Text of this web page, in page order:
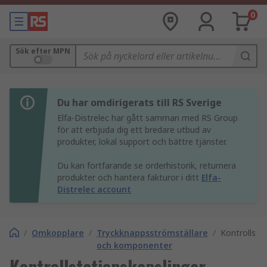
0
Sök efter MPN
Du har omdirigerats till RS Sverige
Elfa-Distrelec har gått samman med RS Group
för att erbjuda dig ett bredare utbud av
produkter, lokal support och bättre tjänster.
Du kan fortfarande se orderhistorik, returnera
produkter och hantera fakturor i ditt Elfa-
Distrelec account
/ Omkopplare / Tryckknappsströmställare
och komponenter
/